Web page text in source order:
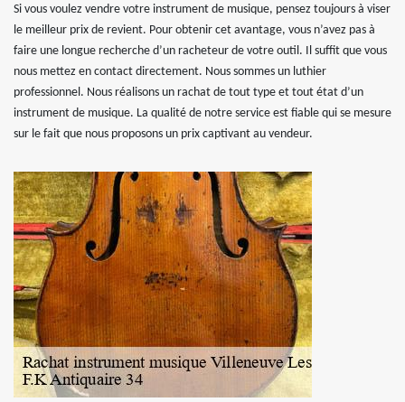
Si vous voulez vendre votre instrument de musique, pensez toujours à viser
le meilleur prix de revient. Pour obtenir cet avantage, vous n’avez pas à
faire une longue recherche d’un racheteur de votre outil. Il suffit que vous
nous mettez en contact directement. Nous sommes un luthier
professionnel. Nous réalisons un rachat de tout type et tout état d’un
instrument de musique. La qualité de notre service est fiable qui se mesure
sur le fait que nous proposons un prix captivant au vendeur.